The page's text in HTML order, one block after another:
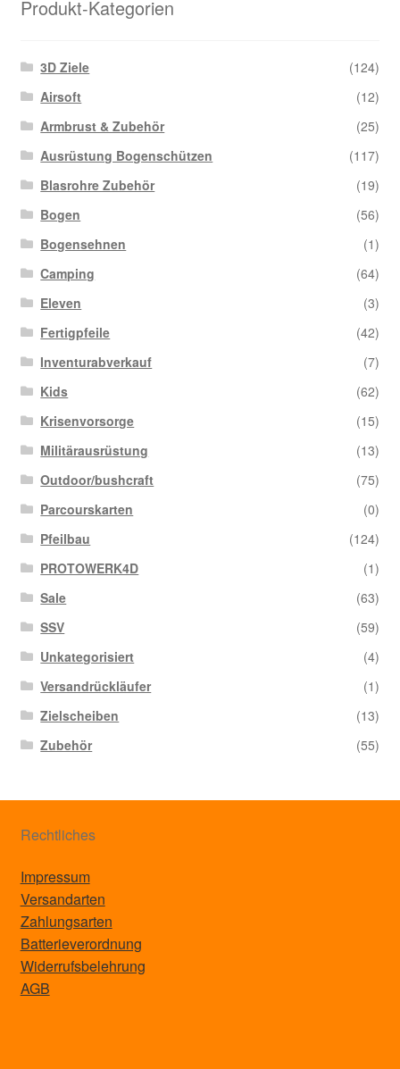
Produkt-Kategorien
3D Ziele
(124)
Airsoft
(12)
Armbrust & Zubehör
(25)
Ausrüstung Bogenschützen
(117)
Blasrohre Zubehör
(19)
Bogen
(56)
Bogensehnen
(1)
Camping
(64)
Eleven
(3)
Fertigpfeile
(42)
Inventurabverkauf
(7)
Kids
(62)
Krisenvorsorge
(15)
Militärausrüstung
(13)
Outdoor/bushcraft
(75)
Parcourskarten
(0)
Pfeilbau
(124)
PROTOWERK4D
(1)
Sale
(63)
SSV
(59)
Unkategorisiert
(4)
Versandrückläufer
(1)
Zielscheiben
(13)
Zubehör
(55)
Rechtliches
Impressum
Versandarten
Zahlungsarten
Batterieverordnung
Widerrufsbelehrung
AGB